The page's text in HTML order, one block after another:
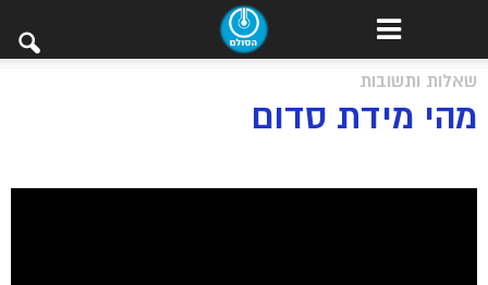
שאלות ותשובות
מהי מידת סדום